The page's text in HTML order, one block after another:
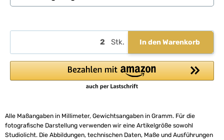
Stk. In den Warenkorb
Alle Maßangaben in Millimeter, Gewichtsangaben in Gramm. Für die
fotografische Darstellung verwenden wir eine Artikelgröße sowohl
Studiolicht. Die Abbildungen, technischen Daten, Maße und Ausführungen